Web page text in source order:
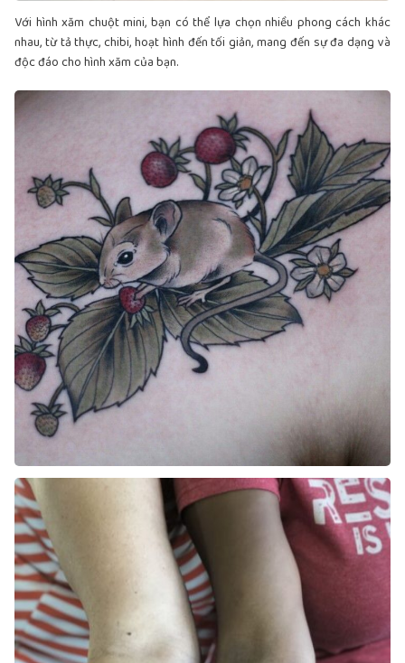
Với hình xăm chuột mini, bạn có thể lựa chọn nhiều phong cách khác
nhau, từ tả thực, chibi, hoạt hình đến tối giản, mang đến sự đa dạng và
độc đáo cho hình xăm của bạn.